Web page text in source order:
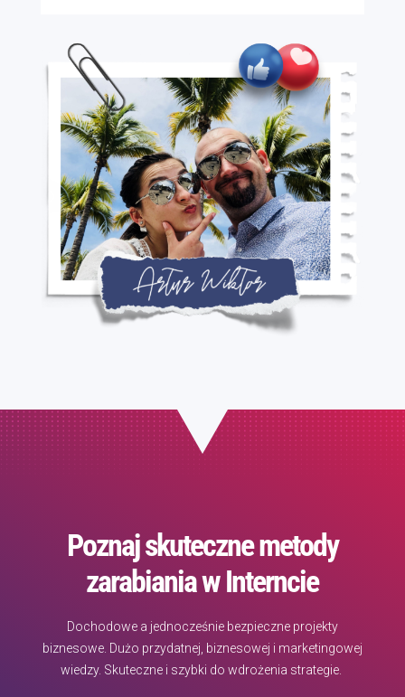
Poznaj skuteczne metody
zarabiania w Interncie
Dochodowe a jednocześnie bezpieczne projekty
biznesowe. Dużo przydatnej, biznesowej i marketingowej
wiedzy. Skuteczne i szybki do wdrożenia strategie.